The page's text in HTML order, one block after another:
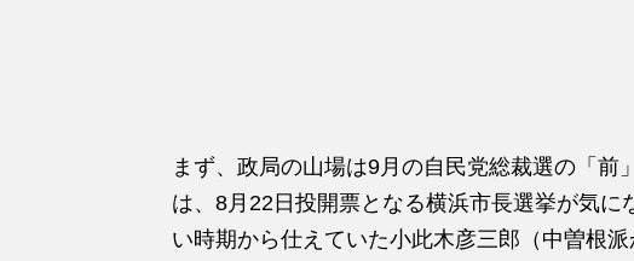
まず、政局の山場は9月の自民党総裁選の「前
は、8月22日投開票となる横浜市長選挙が気
い時期から仕えていた小此木彦三郎（中曽根